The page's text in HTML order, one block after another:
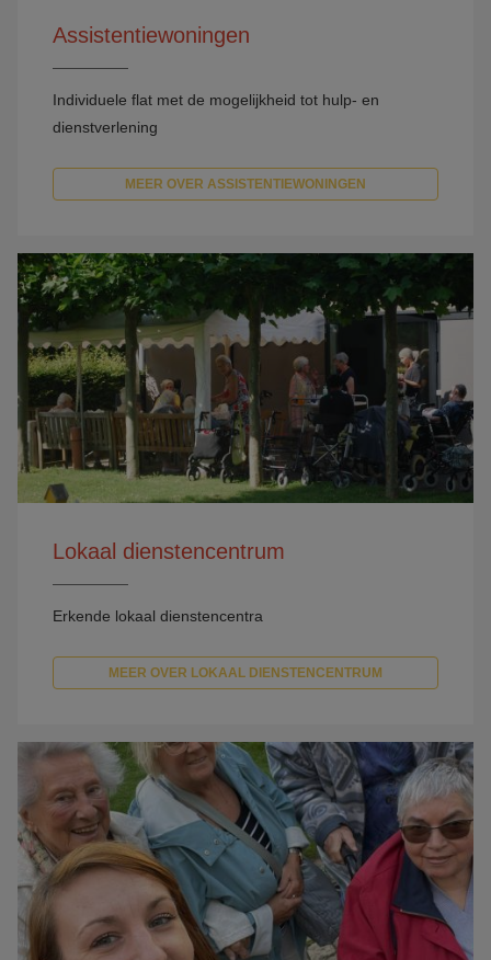
Assistentiewoningen
Individuele flat met de mogelijkheid tot hulp- en
dienstverlening
MEER OVER ASSISTENTIEWONINGEN
Lokaal dienstencentrum
Erkende lokaal dienstencentra
MEER OVER LOKAAL DIENSTENCENTRUM